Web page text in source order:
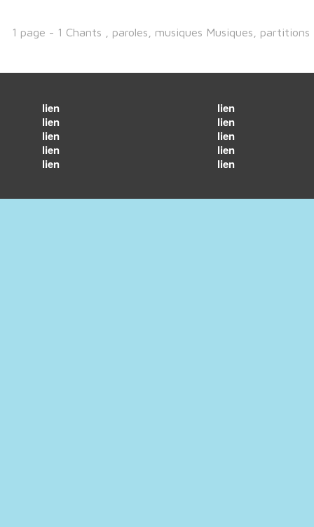
1 page - 1 Chants , paroles, musiques Musiques, partitions
lien
lien
lien
lien
lien
lien
lien
lien
lien
lien